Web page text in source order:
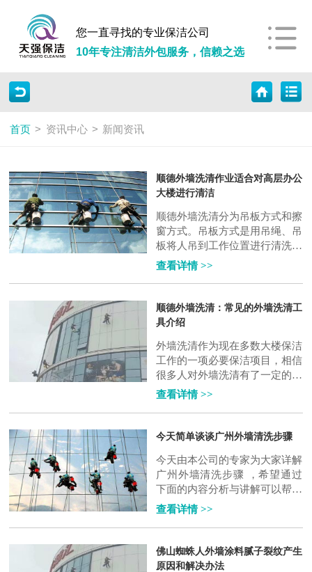
您一直寻找的专业保洁公司
10年专注清洁外包服务，信赖之选
首页 > 资讯中心 > 新闻资讯
顺德外墙洗清作业适合对高层办公
大楼进行清洁
顺德外墙洗清分为吊板方式和擦
窗方式。吊板方式是用吊绳、吊
板将人吊到工作位置进行清洗。
这种型式比较简单，成本也低，
只要工人身体素质好、绳子连接
查看详情 >>
顺德外墙洗清：常见的外墙洗清工
具介绍
外墙洗清作为现在多数大楼保洁
工作的一项必要保洁项目，相信
很多人对外墙洗清有了一定的了
解。然而对于外墙洗清时所用到
查看详情 >>
今天简单谈谈广州外墙清洗步骤
今天由本公司的专家为大家详解
广州外墙清洗步骤 ，希望通过
下面的内容分析与讲解可以帮助
到各位对公司产品不是很了解但
有意向公司产品的朋友及对这个
查看详情 >>
佛山蜘蛛人外墙涂料腻子裂纹产生
原因和解决办法